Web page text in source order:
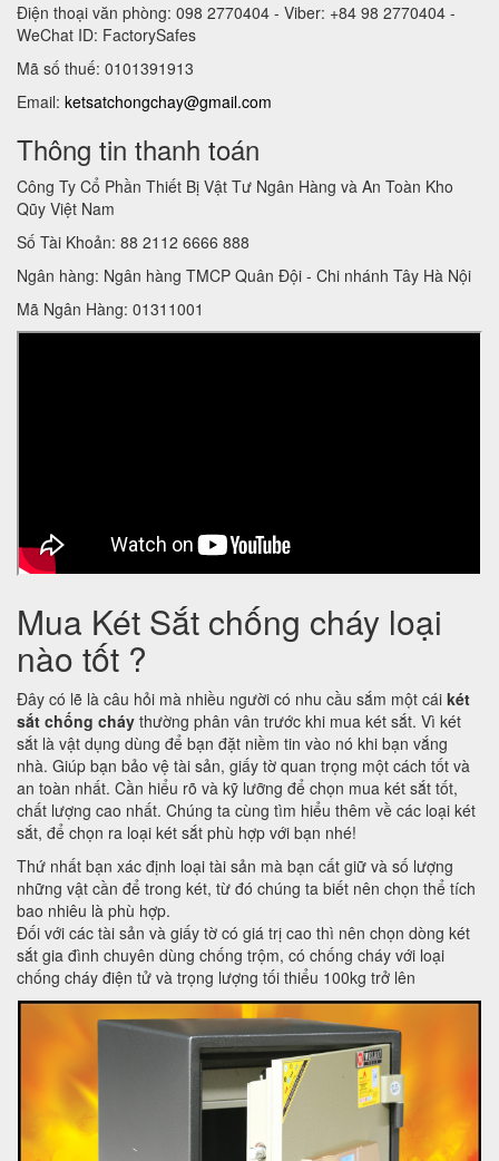
Điện thoại văn phòng: 098 2770404 - Viber: +84 98 2770404 -
WeChat ID: FactorySafes
Mã số thuế: 0101391913
Email: ketsatchongchay@gmail.com
Thông tin thanh toán
Công Ty Cổ Phần Thiết Bị Vật Tư Ngân Hàng và An Toàn Kho
Qũy Việt Nam
Số Tài Khoản: 88 2112 6666 888
Ngân hàng: Ngân hàng TMCP Quân Đội - Chi nhánh Tây Hà Nội
Mã Ngân Hàng: 01311001
Mua Két Sắt chống cháy loại
nào tốt ?
Đây có lẽ là câu hỏi mà nhiều người có nhu cầu sắm một cái két
sắt chống cháy thường phân vân trước khi mua két sắt. Vì két
sắt là vật dụng dùng để bạn đặt niềm tin vào nó khi bạn vắng
nhà. Giúp bạn bảo vệ tài sản, giấy tờ quan trọng một cách tốt và
an toàn nhất. Cần hiểu rõ và kỹ lưỡng để chọn mua két sắt tốt,
chất lượng cao nhất. Chúng ta cùng tìm hiểu thêm về các loại két
sắt, để chọn ra loại két sắt phù hợp với bạn nhé!
Thứ nhất bạn xác định loại tài sản mà bạn cất giữ và số lượng
những vật cần để trong két, từ đó chúng ta biết nên chọn thể tích
bao nhiêu là phù hợp.
Đối với các tài sản và giấy tờ có giá trị cao thì nên chọn dòng két
sắt gia đình chuyên dùng chống trộm, có chống cháy với loại
chống cháy điện tử và trọng lượng tối thiểu 100kg trở lên